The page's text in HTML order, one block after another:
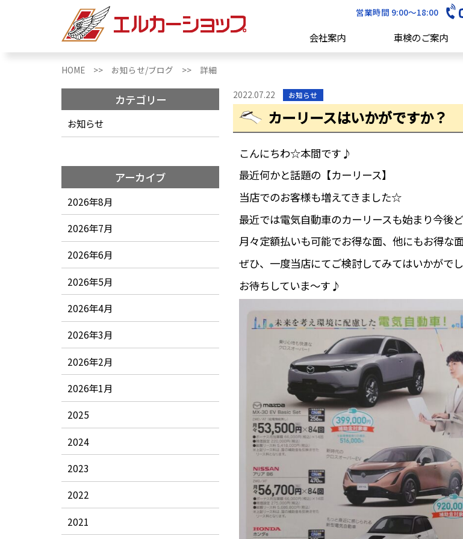
営業時間 9:00～18:00
会社案内 車検のご案内
HOME >> お知らせ/ブログ >> 詳細
2022.07.22 お知らせ
カーリースはいかがですか？
こんにちわ☆本間です♪
最近何かと話題の【カーリース】
当店でのお客様も増えてきました☆
最近では電気自動車のカーリースも始まり今後
月々定額払いも可能でお得な面、他にもお得な
ぜひ、一度当店にてご検討してみてはいかがで
お待ちしていま～す♪
カテゴリー
お知らせ
アーカイブ
2026年8月
2026年7月
2026年6月
2026年5月
2026年4月
2026年3月
2026年2月
2026年1月
2025
2024
2023
2022
2021